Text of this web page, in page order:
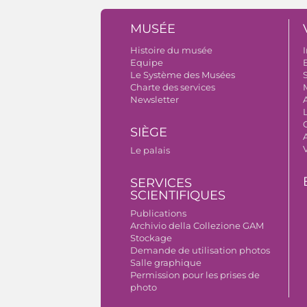
MUSÉE
Histoire du musée
Equipe
Le Système des Musées
Charte des services
Newsletter
SIÈGE
Le palais
SERVICES
SCIENTIFIQUES
Publications
Archivio della Collezione GAM
Stockage
Demande de utilisation photos
Salle graphique
Permission pour les prises de
photo